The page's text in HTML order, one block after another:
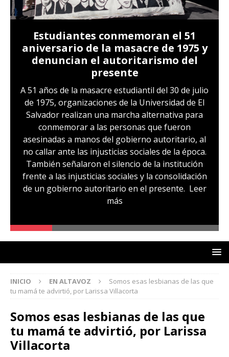
Estudiantes conmemoran el 51
aniversario de la masacre de 1975 y
denuncian el autoritarismo del
presente
A 51 años de la masacre estudiantil del 30 de julio
de 1975, organizaciones de la Universidad de El
Salvador realizan una marcha alternativa para
conmemorar a las personas que fueron
asesinadas a manos del gobierno autoritario, al
no callar ante las injusticias sociales de la época.
También señalaron el silencio de la institución
frente a las injusticias sociales y la consolidación
de un gobierno autoritario en el presente. Leer
más
INICIO EN ALTAVOZ
Somos esas lesbianas de las que
tu mamá te advirtió, por Larissa Villacorta
Somos esas lesbianas de las que
tu mamá te advirtió, por Larissa
Villacorta